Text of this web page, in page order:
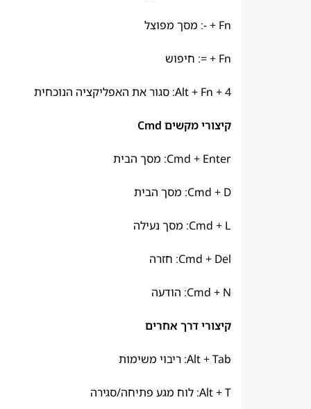
Fn + -: מסך מפוצל
Fn + =: חיפוש
Alt + Fn + 4: סגור את האפליקציה הנוכחית
קיצורי מקשים Cmd
Cmd + Enter: מסך הבית
Cmd + D: מסך הבית
Cmd + L: מסך נעילה
Cmd + Del: חזרה
Cmd + N: הודעה
קיצורי דרך אחרים
Alt + Tab: ריבוי משימות
Alt + T: לוח מגע פתיחה/סגירה